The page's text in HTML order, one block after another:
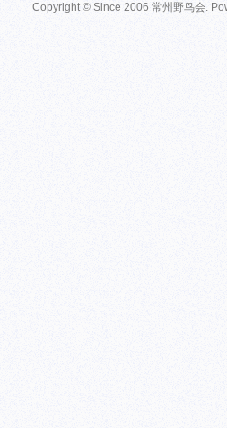
Copyright © Since 2006 常州野鸟会.